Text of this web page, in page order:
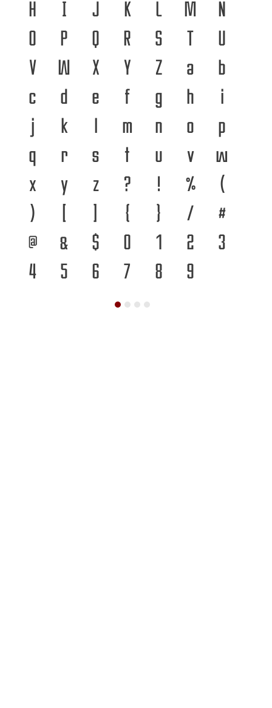
H
I J K L M
N
O
P Q R S T
U
V
W X Y Z a
b
c
d e f g h
i
j
k l m n o
p
q
r s t u v
w
x
y z ? ! %
(
)
[ ] { } /
#
@
& $ 0 1 2
3
4
5 6 7 8 9